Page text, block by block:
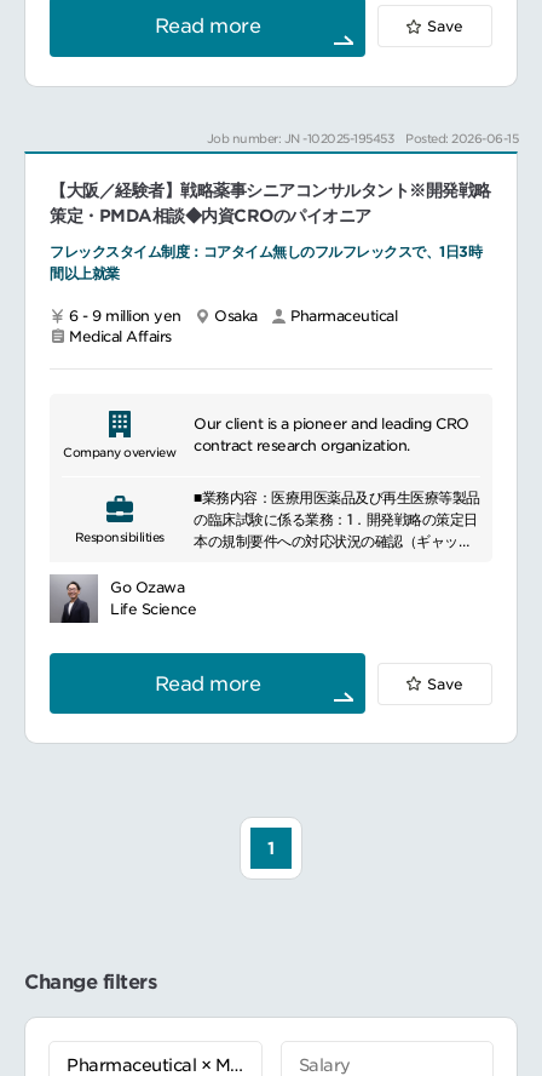
続品等の承認申請資料等作成支援業務【CTD
Project Manager】CTD 作製プロジェクト
のマネジメント（臨床、非臨床、CMCパート
【Regulatory 関係文書作成者】CTD第1部の
（進捗管理、関係部署との連携、調整等）
CTD以外の当局提出資料の作成、レビュー、
部署との連携、調整等）
関係部署との連携、調整等）
ュー、QC点検、作成に伴う管理（進捗管
理、関係部署との連携、調整等）
点検、作成に伴う管理（進捗管理、関係部署
との連携、調整等）
対面助言資料の作成、レビュー、QC点検、
Read more Save
Job number: JN -102025-195453 Posted: 2026-06-15
【大阪／経験者】戦略薬事シニアコンサルタント※開発戦略
策定・PMDA相談◆内資CROのパイオニア
フレックスタイム制度：コアタイム無しのフルフレックスで、1日3時
間以上就業
6 - 9 million yen Osaka
Pharmaceutical
Medical Affairs
Company overview
Our client is a pioneer and leading CRO
contract research organization.
Responsibilities
■業務内容：医療用医薬品及び再生医療等製品
の臨床試験に係る業務：1．開発戦略の策定日
本の規制要件への対応状況の確認（ギャップ
日本における適切なRegulatory pathwayの
2．PMDA相談PMDA相談業務リード
相談資料の作成、照会事項回答、議事録の確
認
PMDA相談への出席
▼ 『コンサルタント』 一般職又は管理職とし
て、プロジェクトの実質的なリーダーとな
▼ 『アソシエイトプリンシパル』 上級管理職
として、部門横断的な施策の遂行、リソース
管理、人材育成、見積り作成、利益管理、ベ
Go Ozawa
Life Science
Read more Save
1
Change filters